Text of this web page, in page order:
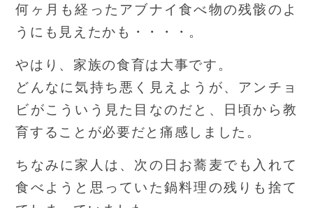
何ヶ月も経ったアブナイ食べ物の残骸のよ
うにも見えたかも・・・・。
やはり、家族の食育は大事です。
どんなに気持ち悪く見えようが、アンチョ
ビがこういう見た目なのだと、日頃から教
育することが必要だと痛感しました。
ちなみに家人は、次の日お蕎麦でも入れて
食べようと思っていた鍋料理の残りも捨て